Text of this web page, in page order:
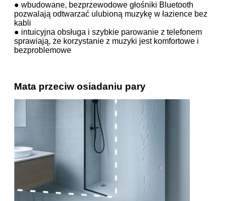
● wbudowane, bezprzewodowe głośniki Bluetooth
pozwalają odtwarzać ulubioną muzykę w łazience bez
kabli
● intuicyjna obsługa i szybkie parowanie z telefonem
sprawiają, że korzystanie z muzyki jest komfortowe i
bezproblemowe
Mata przeciw osiadaniu pary